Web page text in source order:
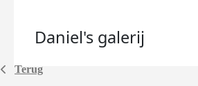
Terug
Daniel's galerij